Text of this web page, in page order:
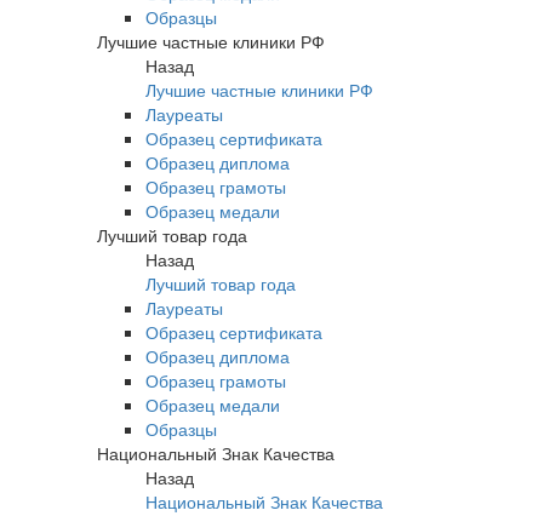
Образцы
Лучшие частные клиники РФ
Назад
Лучшие частные клиники РФ
Лауреаты
Образец сертификата
Образец диплома
Образец грамоты
Образец медали
Лучший товар года
Назад
Лучший товар года
Лауреаты
Образец сертификата
Образец диплома
Образец грамоты
Образец медали
Образцы
Национальный Знак Качества
Назад
Национальный Знак Качества